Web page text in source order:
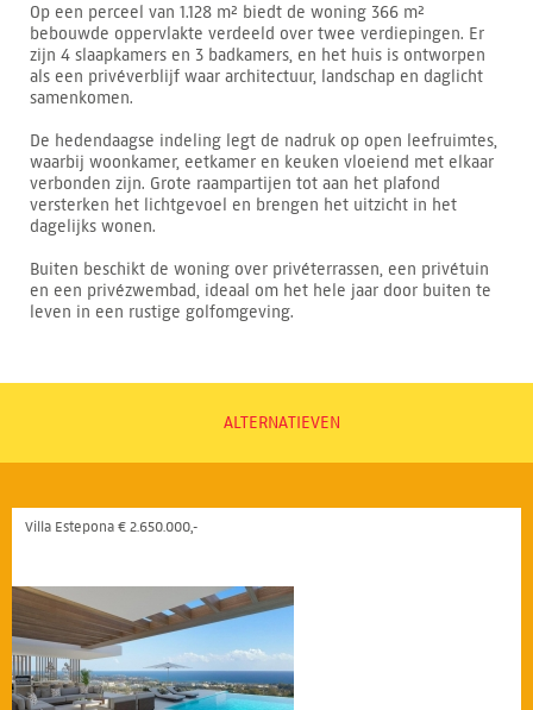
Op een perceel van 1.128 m² biedt de woning 366 m²
bebouwde oppervlakte verdeeld over twee verdiepingen. Er
zijn 4 slaapkamers en 3 badkamers, en het huis is ontworpen
als een privéverblijf waar architectuur, landschap en daglicht
samenkomen.
De hedendaagse indeling legt de nadruk op open leefruimtes,
waarbij woonkamer, eetkamer en keuken vloeiend met elkaar
verbonden zijn. Grote raampartijen tot aan het plafond
versterken het lichtgevoel en brengen het uitzicht in het
dagelijks wonen.
Buiten beschikt de woning over privéterrassen, een privétuin
en een privézwembad, ideaal om het hele jaar door buiten te
leven in een rustige golfomgeving.
ALTERNATIEVEN
Villa Estepona € 2.650.000,-